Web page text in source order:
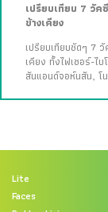
เปรียบเทียบ 7 วั
ข้างเคียง
เปรียบเทียบชัดๆ 7
เคียง ทั้งไฟเซอร์-ไ
สันแอนด์จอห์นสัน, โ
Lite
Faces